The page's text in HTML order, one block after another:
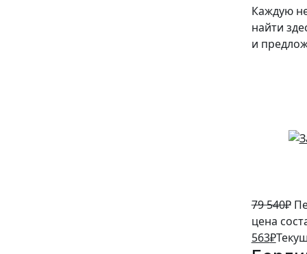
Каждую
найти
и
79 540₽
цена
563₽